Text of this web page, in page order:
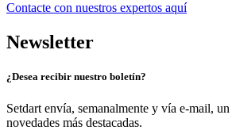
Contacte con nuestros expertos aquí
Newsletter
¿Desea recibir nuestro boletín?
Setdart envía, semanalmente y vía e-mail,
novedades más destacadas.